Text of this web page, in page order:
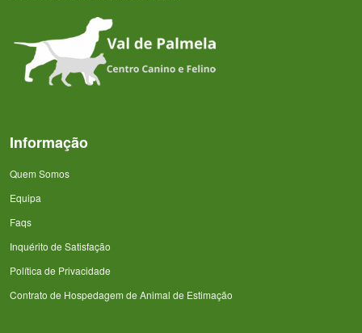
Informação
Quem Somos
Equipa
Faqs
Inquérito de Satisfação
Política de Privacidade
Contrato de Hospedagem de Animal de Estimação